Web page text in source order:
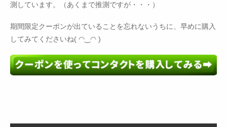
測しています。（あくまで推測ですが・・・）
期間限定クーポンが出ていることを忘れないうちに、早めに購入
してみてくださいね( ◠‿◠ )